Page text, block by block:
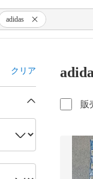
adidas
クリア
販